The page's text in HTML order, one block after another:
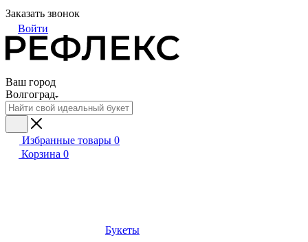
Заказать звонок
Войти
Ваш город
Волгоград
Избранные товары 0
Корзина 0
Букеты